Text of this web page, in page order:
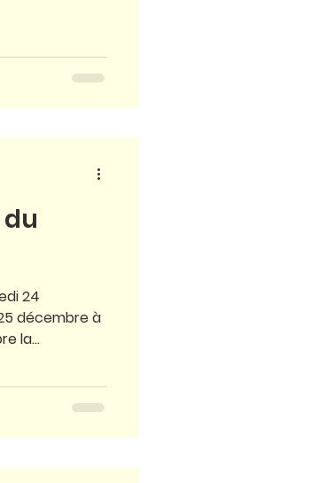
24
la...